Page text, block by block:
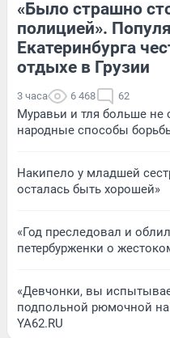
«Было страшно
полицией».
Екатеринбурга
отдыхе в Грузии
3 часа 6 468 62
Муравьи и тля больше не
народные способы
Накипело у младшей
осталась быть хорошей»
«Год преследовал и
петербурженки о
«Девчонки, вы
подпольной рюмочной
YA62.RU